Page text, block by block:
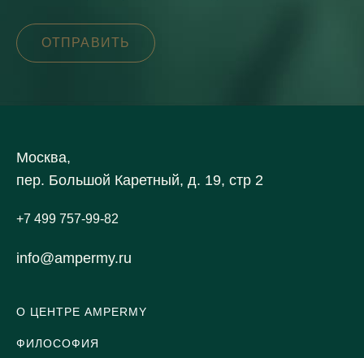
О ЦЕНТРЕ AMPERMY
ФИЛОСОФИЯ
Москва,
пер. Большой Каретный, д. 19, стр 2
+7 499 757-99-82
info@ampermy.ru